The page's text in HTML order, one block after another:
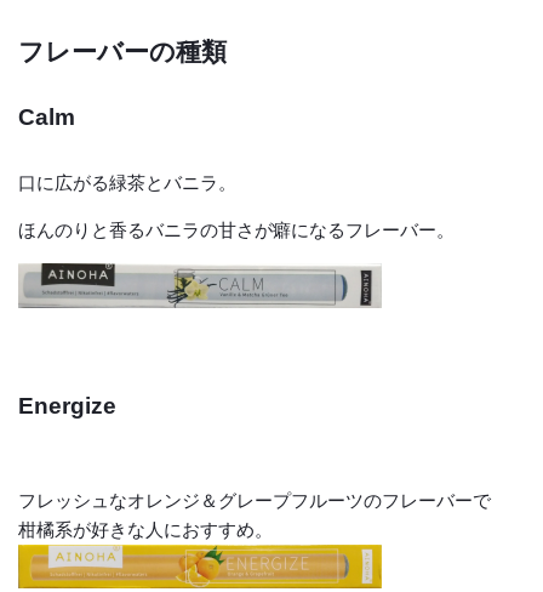
フレーバーの種類
Calm
口に広がる緑茶とバニラ。
ほんのりと香るバニラの甘さが癖になるフレーバー。
Energize
フレッシュなオレンジ＆グレープフルーツのフレーバーで
柑橘系が好きな人におすすめ。